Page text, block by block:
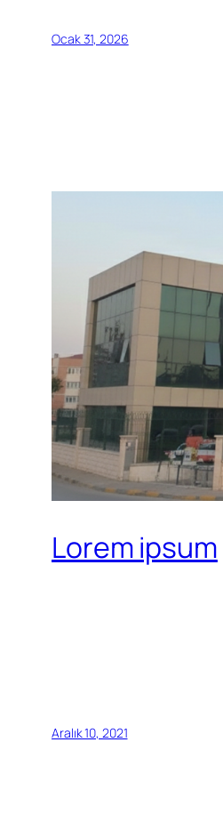
Ocak 31, 2026
Lorem ipsum
Aralık 10, 2021